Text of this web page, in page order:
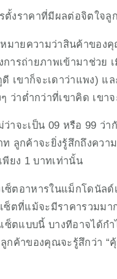
รตั้งราคาที่มีผลต่อจิตใ
มายความว่าสินค้าของคุ
รถ่ายภาพเข้ามาช่วย
เขาก็จะเดาว่าแพง) แ
ว่าต่ำกว่าที่เขาคิด เข
าจะเป็น 09 หรือ 99 ว่า
ลูกค้าจะยิ่งรู้สึกถึงคว
พียง 1 บาทเท่านั้น
ซ็ตอาหารในแม็กโดนัลด์
ซ็ตที่แม้จะมีราคารวมม
ซ็ตแบบนี้ บางทีอาจได้
กค้าของคุณจะรู้สึกว่า “